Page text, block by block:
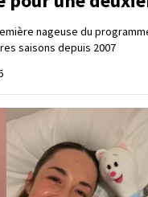
nageuse du
saisons depuis 2007